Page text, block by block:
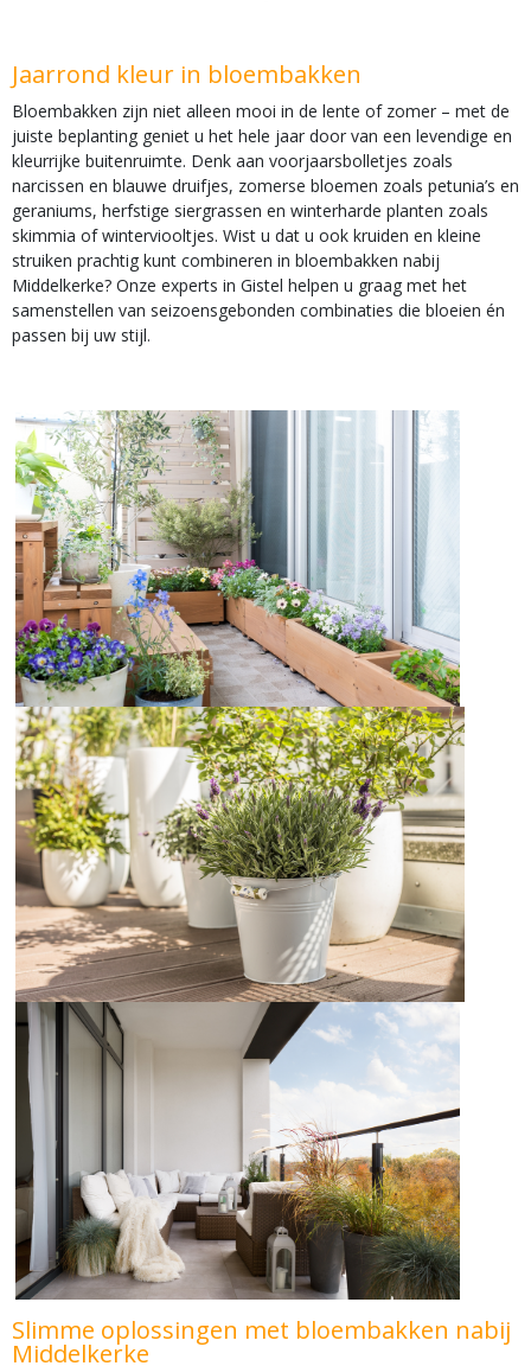
Jaarrond kleur in bloembakken
Bloembakken zijn niet alleen mooi in de lente of zomer – met de
juiste beplanting geniet u het hele jaar door van een levendige en
kleurrijke buitenruimte. Denk aan voorjaarsbolletjes zoals
narcissen en blauwe druifjes, zomerse bloemen zoals petunia’s en
geraniums, herfstige siergrassen en winterharde planten zoals
skimmia of winterviooltjes. Wist u dat u ook kruiden en kleine
struiken prachtig kunt combineren in bloembakken nabij
Middelkerke? Onze experts in Gistel helpen u graag met het
samenstellen van seizoensgebonden combinaties die bloeien én
passen bij uw stijl.
Slimme oplossingen met bloembakken nabij
Middelkerke